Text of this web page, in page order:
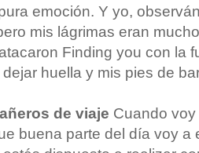
emoción. Y yo,
mis lágrimas eran
Finding you con la
huella y mis pies de
de viaje Cuando
buena parte del día voy a